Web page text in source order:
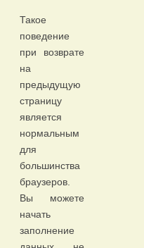
Такое
поведение
при возврате
на
предыдущую
страницу
является
нормальным
для
большинства
браузеров.
Вы можете
начать
заполнение